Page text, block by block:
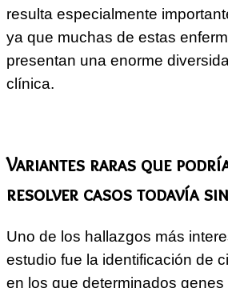
resulta especialmente
ya que muchas de estas
presentan una enorme
clínica.
Variantes raras que
resolver casos todavía
Uno de los hallazgos más
estudio fue la identificación de
en los que determinados genes